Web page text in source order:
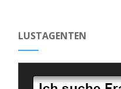
LUSTAGENTEN